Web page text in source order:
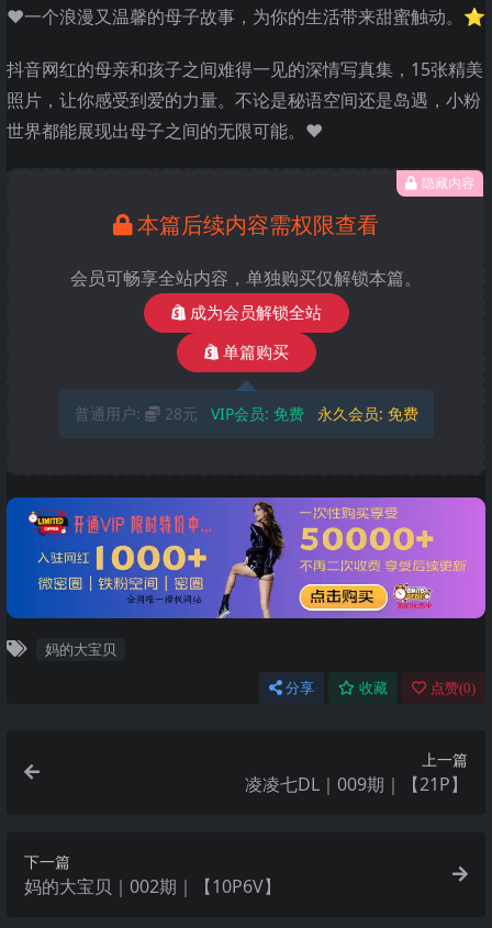
❤️一个浪漫又温馨的母子故事，为你的生活带来甜蜜触动。⭐
抖音网红的母亲和孩子之间难得一见的深情写真集，15张精美
照片，让你感受到爱的力量。不论是秘语空间还是岛遇，小粉
世界都能展现出母子之间的无限可能。❤️
隐藏内容
本篇后续内容需权限查看
会员可畅享全站内容，单独购买仅解锁本篇。
成为会员解锁全站
单篇购买
普通用户: 28元 VIP会员: 免费 永久会员: 免费
妈的大宝贝
分享 收藏 点赞(0)
上一篇
凌凌七DL｜009期｜【21P】
下一篇
妈的大宝贝｜002期｜【10P6V】